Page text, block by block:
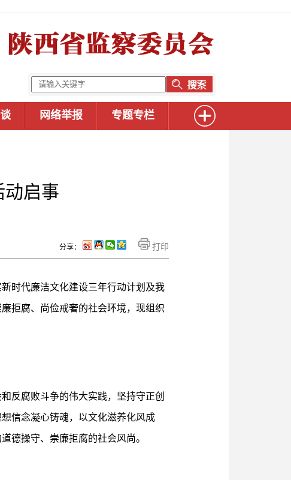
网络举报 专题专栏
动启事
打印
分享：
时代廉洁文化建设三年行动计划及我
拒腐、尚俭戒奢的社会环境，现组织
反腐败斗争的伟大实践，坚持守正创
信念凝心铸魂，以文化滋养化风成
德操守、崇廉拒腐的社会风尚。